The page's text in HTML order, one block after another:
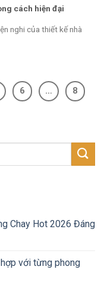
cách hiện đại
nghi của thiết kế nhà
6 … 8
Chay Hot 2026 Đáng
với từng phong